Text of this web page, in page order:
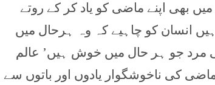
بھی اپنے ماضی کو یاد کر کے روتے
انسان کو چاہیے کہ وہ ہرحال میں
جو ہر حال میں خوش ہیں’ عالم
کی ناخوشگوار یادوں اور باتوں سے